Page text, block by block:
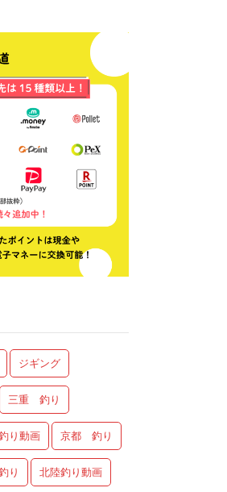
ジギング
三重 釣り
り動画 京都 釣り
り 北陸釣り動画